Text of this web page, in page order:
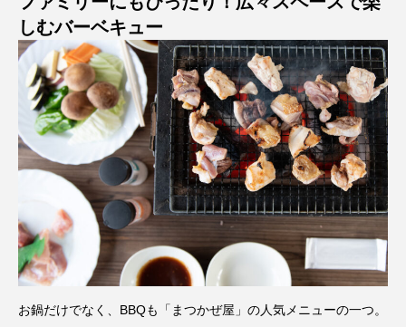
しむバーベキュー
お鍋だけでなく、BBQも「まつかぜ屋」の人気メニューの一つ。